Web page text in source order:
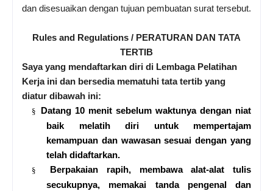
dan disesuaikan dengan tujuan pembuatan surat tersebut.
Rules and Regulations / PERATURAN DAN TATA
TERTIB
Saya yang mendaftarkan diri di Lembaga Pelatihan
Kerja ini dan bersedia mematuhi tata tertib yang
diatur dibawah ini:
§
Datang 10 menit sebelum waktunya dengan niat
baik melatih diri untuk mempertajam
kemampuan dan wawasan sesuai dengan yang
telah didaftarkan.
§
Berpakaian rapih, membawa alat-alat tulis
secukupnya, memakai tanda pengenal dan